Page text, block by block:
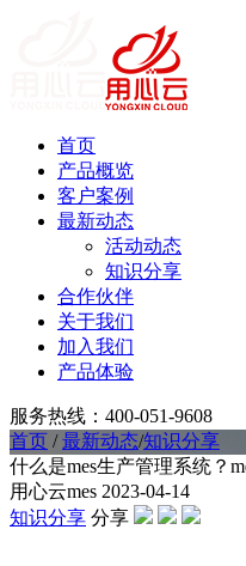
首页
产品概览
客户案例
最新动态
活动动态
知识分享
合作伙伴
关于我们
加入我们
产品体验
服务热线：400-051-9608
首页 /最新动态/知识分享
什么是mes生产管理系统？
用心云mes 2023-04-14
知识分享 分享